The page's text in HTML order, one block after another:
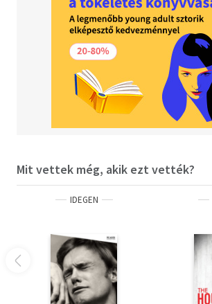
Mit vettek még, akik ezt vették?
IDEGEN